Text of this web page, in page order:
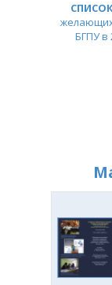
БГПУ в